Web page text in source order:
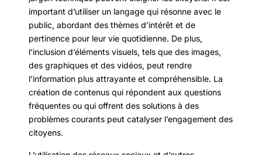
important d’utiliser un langage qui résonne avec le
public, abordant des thèmes d’intérêt et de
pertinence pour leur vie quotidienne. De plus,
l’inclusion d’éléments visuels, tels que des images,
des graphiques et des vidéos, peut rendre
l’information plus attrayante et compréhensible. La
création de contenus qui répondent aux questions
fréquentes ou qui offrent des solutions à des
problèmes courants peut catalyser l’engagement des
citoyens.